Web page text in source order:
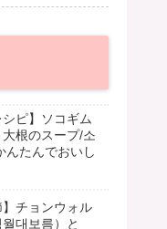
シピ】ソコギム
根のスープ/소
んたんでおいし
】チョンウォル
대보름）と